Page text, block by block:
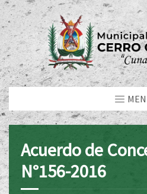
Acuerdo de
N°156-2016